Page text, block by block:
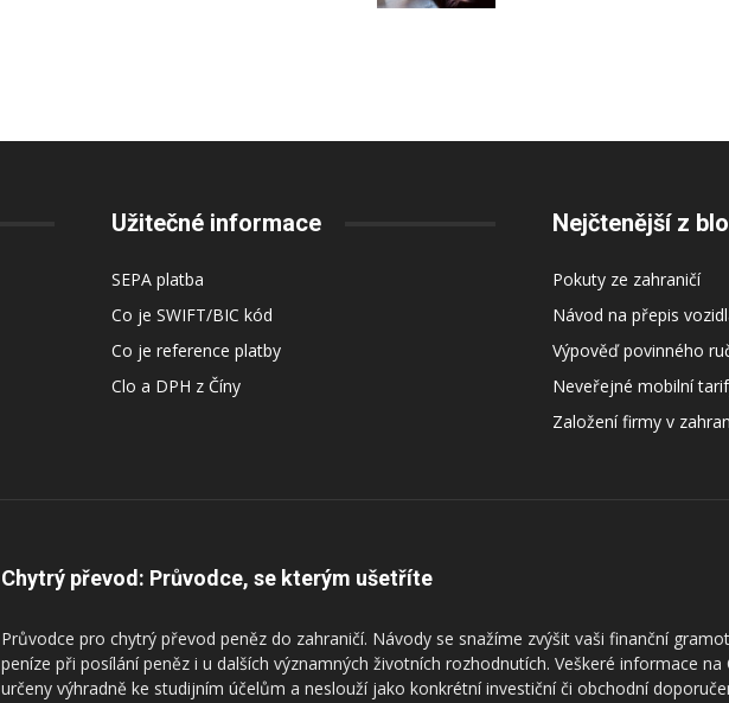
Užitečné informace
SEPA platba
Co je SWIFT/BIC kód
Co je reference platby
Clo a DPH z Číny
Nejčtenější z
Pokuty ze zahraničí
Návod na přepis
Výpověď povinného
Neveřejné mobilní
Založení firmy v
Chytrý převod: Průvodce, se kterým ušetříte
Průvodce pro chytrý převod peněz do zahraničí. Návody se snažíme zvýšit vaši finanční
peníze při posílání peněz i u dalších významných životních rozhodnutích. Veškeré informace na
určeny výhradně ke studijním účelům a neslouží jako konkrétní investiční či obchodní